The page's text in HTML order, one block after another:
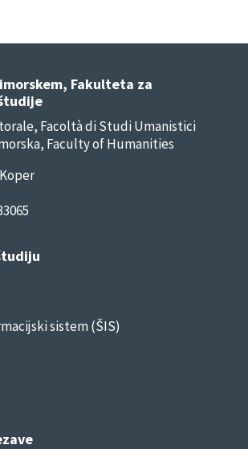
Fakulteta za
Facoltà di Studi Umanistici
Faculty of Humanities
sistem (ŠIS)